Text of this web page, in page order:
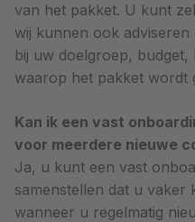
van het pakket. U kunt
wij kunnen ook
bij uw doelgroep,
waarop het pakket wordt
Kan ik een vast
voor meerdere nieuwe
Ja, u kunt een vast
samenstellen dat u vaker
wanneer u regelmatig